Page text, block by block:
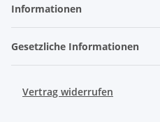
Informationen
Gesetzliche Informationen
Vertrag widerrufen